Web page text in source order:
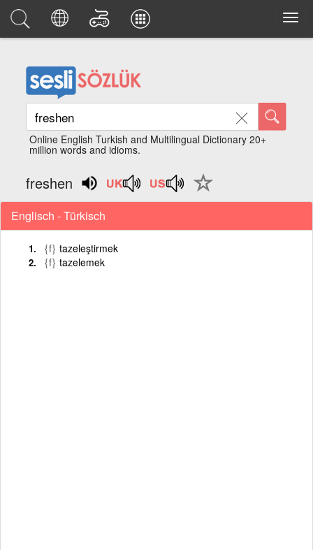
Online English Turkish and Multilingual Dictionary 20+
million words and idioms.
freshen
Englisch - Türkisch
{f} tazeleştirmek
{f} tazelemek